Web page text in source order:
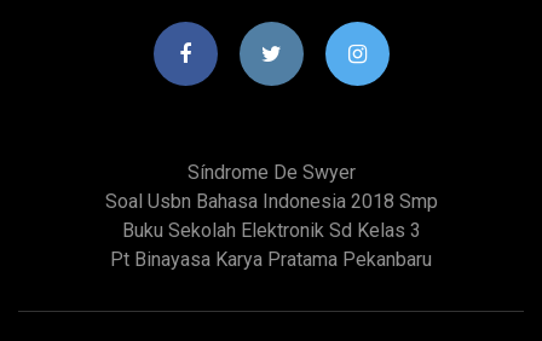
Síndrome De Swyer
Soal Usbn Bahasa Indonesia 2018 Smp
Buku Sekolah Elektronik Sd Kelas 3
Pt Binayasa Karya Pratama Pekanbaru